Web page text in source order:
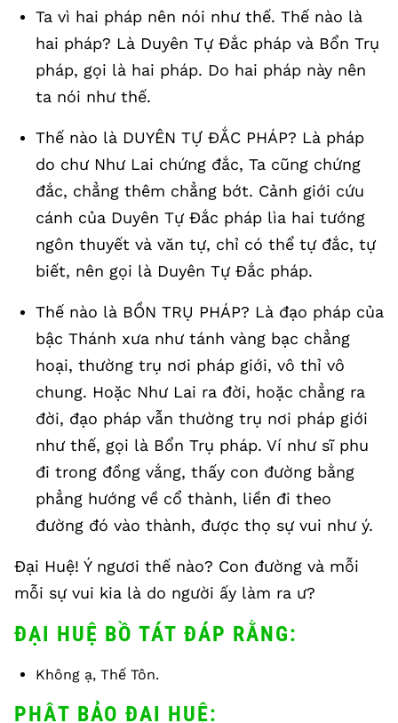
Ta vì hai pháp nên nói như thế. Thế nào là
hai pháp? Là Duyên Tự Đắc pháp và Bổn Trụ
pháp, gọi là hai pháp. Do hai pháp này nên
ta nói như thế.
Thế nào là DUYÊN TỰ ĐẮC PHÁP? Là pháp
do chư Như Lai chứng đắc, Ta cũng chứng
đắc, chẳng thêm chẳng bớt. Cảnh giới cứu
cánh của Duyên Tự Đắc pháp lìa hai tướng
ngôn thuyết và văn tự, chỉ có thể tự đắc, tự
biết, nên gọi là Duyên Tự Đắc pháp.
Thế nào là BỒN TRỤ PHÁP? Là đạo pháp của
bậc Thánh xưa như tánh vàng bạc chẳng
hoại, thường trụ nơi pháp giới, vô thỉ vô
chung. Hoặc Như Lai ra đời, hoặc chẳng ra
đời, đạo pháp vẫn thường trụ nơi pháp giới
như thế, gọi là Bổn Trụ pháp. Ví như sĩ phu
đi trong đồng vắng, thấy con đường bằng
phẳng hướng về cổ thành, liền đi theo
đường đó vào thành, được thọ sự vui như ý.
Đại Huệ! Ý ngươi thế nào? Con đường và mỗi
mỗi sự vui kia là do người ấy làm ra ư?
ĐẠI HUỆ BỒ TÁT ĐÁP RẰNG:
Không ạ, Thế Tôn.
PHẬT BẢO ĐẠI HUỆ: